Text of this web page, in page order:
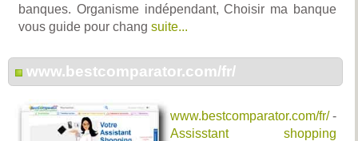
banques. Organisme indépendant, Choisir ma banque
vous guide pour chang suite...
www.bestcomparator.com/fr/
www.bestcomparator.com/fr/-
Assisstant shopping